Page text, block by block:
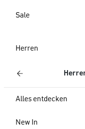
Sale
Herren
Alles entdecken
New In